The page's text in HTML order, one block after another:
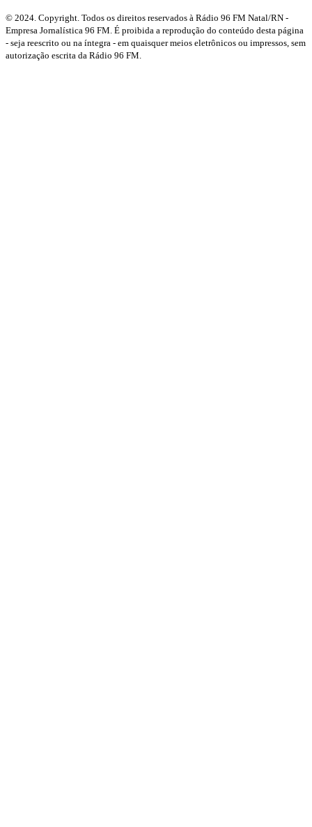
© 2024. Copyright. Todos os direitos reservados à Rádio 96 FM Natal/RN -
Empresa Jornalística 96 FM. É proibida a reprodução do conteúdo desta página
- seja reescrito ou na íntegra - em quaisquer meios eletrônicos ou impressos, sem
autorização escrita da Rádio 96 FM.